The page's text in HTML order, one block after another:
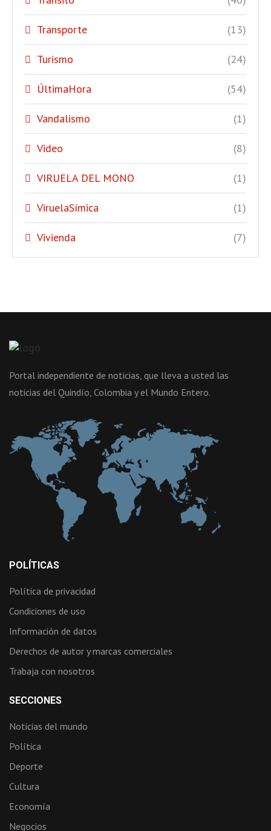
Transporte (13)
Turismo (24)
ÚltimaHora (54)
Vandalismo (1)
Video (8)
VIRUELA DEL MONO (1)
ViruelaSímica (1)
Vivienda (7)
Portal independiente de noticias, que lleva a usted las
noticias del Quindío, Colombia y el Mundo Entero.
POLÍTICAS
Política de privacidad
Condiciones de uso
Información de datos
Derechos de autor y marcas comerciales
Trabaja con nosotros
SECCIONES
Noticias del mundo
Política
Deporte
Cultura
Economía
Negocios